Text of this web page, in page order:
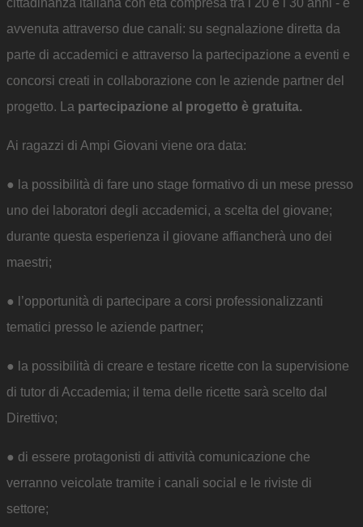
avvenuta attraverso due canali: su segnalazione diretta da
parte di accademici e attraverso la partecipazione a eventi e
concorsi creati in collaborazione con le aziende partner del
progetto. La partecipazione al progetto è gratuita.
Ai ragazzi di Ampi Giovani viene ora data:
● la possibilità di fare uno stage formativo di un mese presso
uno dei laboratori degli accademici, a scelta del giovane;
durante questa esperienza il giovane affiancherà uno dei
maestri;
● l’opportunità di partecipare a corsi professionalizzanti
tematici presso le aziende partner;
● la possibilità di creare e testare ricette con la supervisione
di tutor di Accademia; il tema delle ricette sarà scelto dal
Direttivo;
● di essere protagonisti di attività comunicazione che
verranno veicolate tramite i canali social e le riviste di
settore;